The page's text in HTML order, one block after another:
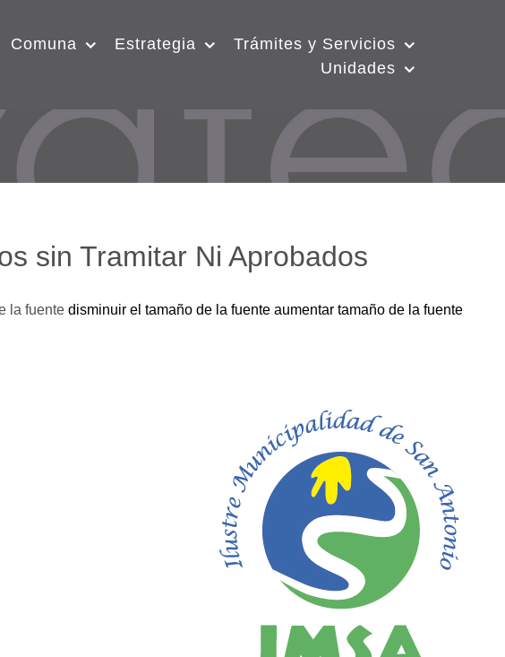
Comuna Estrategia
Trámites y Servicios
Unidades
sin Tramitar Ni Aprobados
la fuente disminuir el tamaño de la fuente aumentar tamaño de la fuente